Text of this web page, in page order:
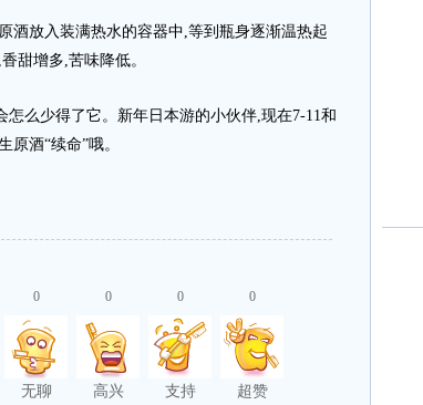
放入装满热水的容器中,等到瓶身逐渐温热起
甜增多,苦味降低。
么少得了它。新年日本游的小伙伴,现在7-11和
酒“续命”哦。
0
无聊
0
高兴
0
支持
0
超赞